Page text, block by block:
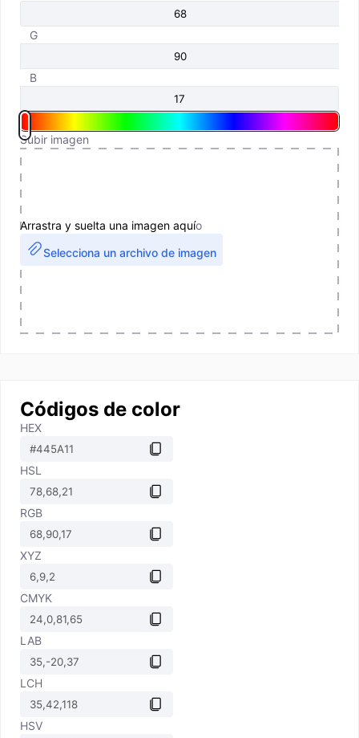
G
B
Subir imagen
Arrastra y suelta una imagen aquío
Selecciona un archivo de imagen
Códigos de color
HEX
HSL
RGB
XYZ
CMYK
LAB
LCH
HSV